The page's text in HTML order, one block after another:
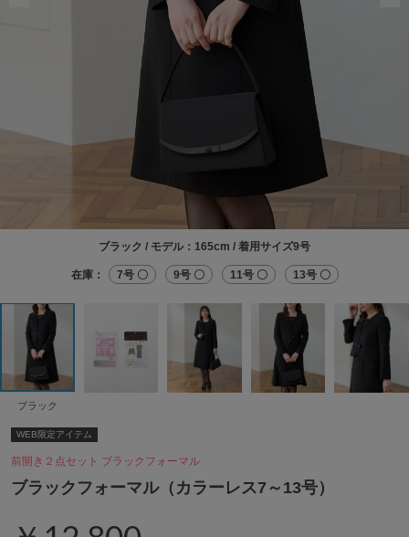
ブラック / モデル：165cm / 着用サイズ9号
在庫： 7号 〇 9号 〇 11号 〇 13号 〇
ブラック
WEB限定アイテム
前開き２点セット ブラックフォーマル
ブラックフォーマル（カラーレス7～13号）